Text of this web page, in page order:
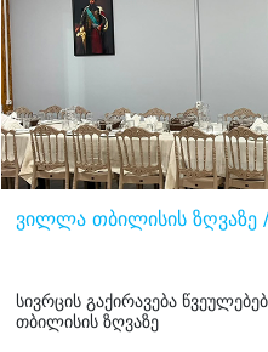
ვილლა თბილისის ზღვაზე
სივრცის გაქირავება
თბილისის ზღვაზე